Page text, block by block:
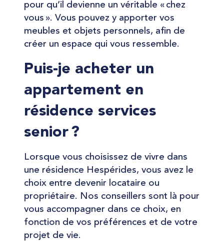
pour qu’il devienne un véritable « chez
vous ». Vous pouvez y apporter vos
meubles et objets personnels, afin de
créer un espace qui vous ressemble.
Puis-je acheter un
appartement en
résidence services
senior ?
Lorsque vous choisissez de vivre dans
une résidence Hespérides, vous avez le
choix entre devenir locataire ou
propriétaire. Nos conseillers sont là pour
vous accompagner dans ce choix, en
fonction de vos préférences et de votre
projet de vie.